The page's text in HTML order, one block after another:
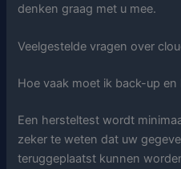
denken graag met u mee.
Veelgestelde vragen over
Hoe vaak moet ik back-up
Een hersteltest wordt
zeker te weten dat uw
teruggeplaatst kunnen